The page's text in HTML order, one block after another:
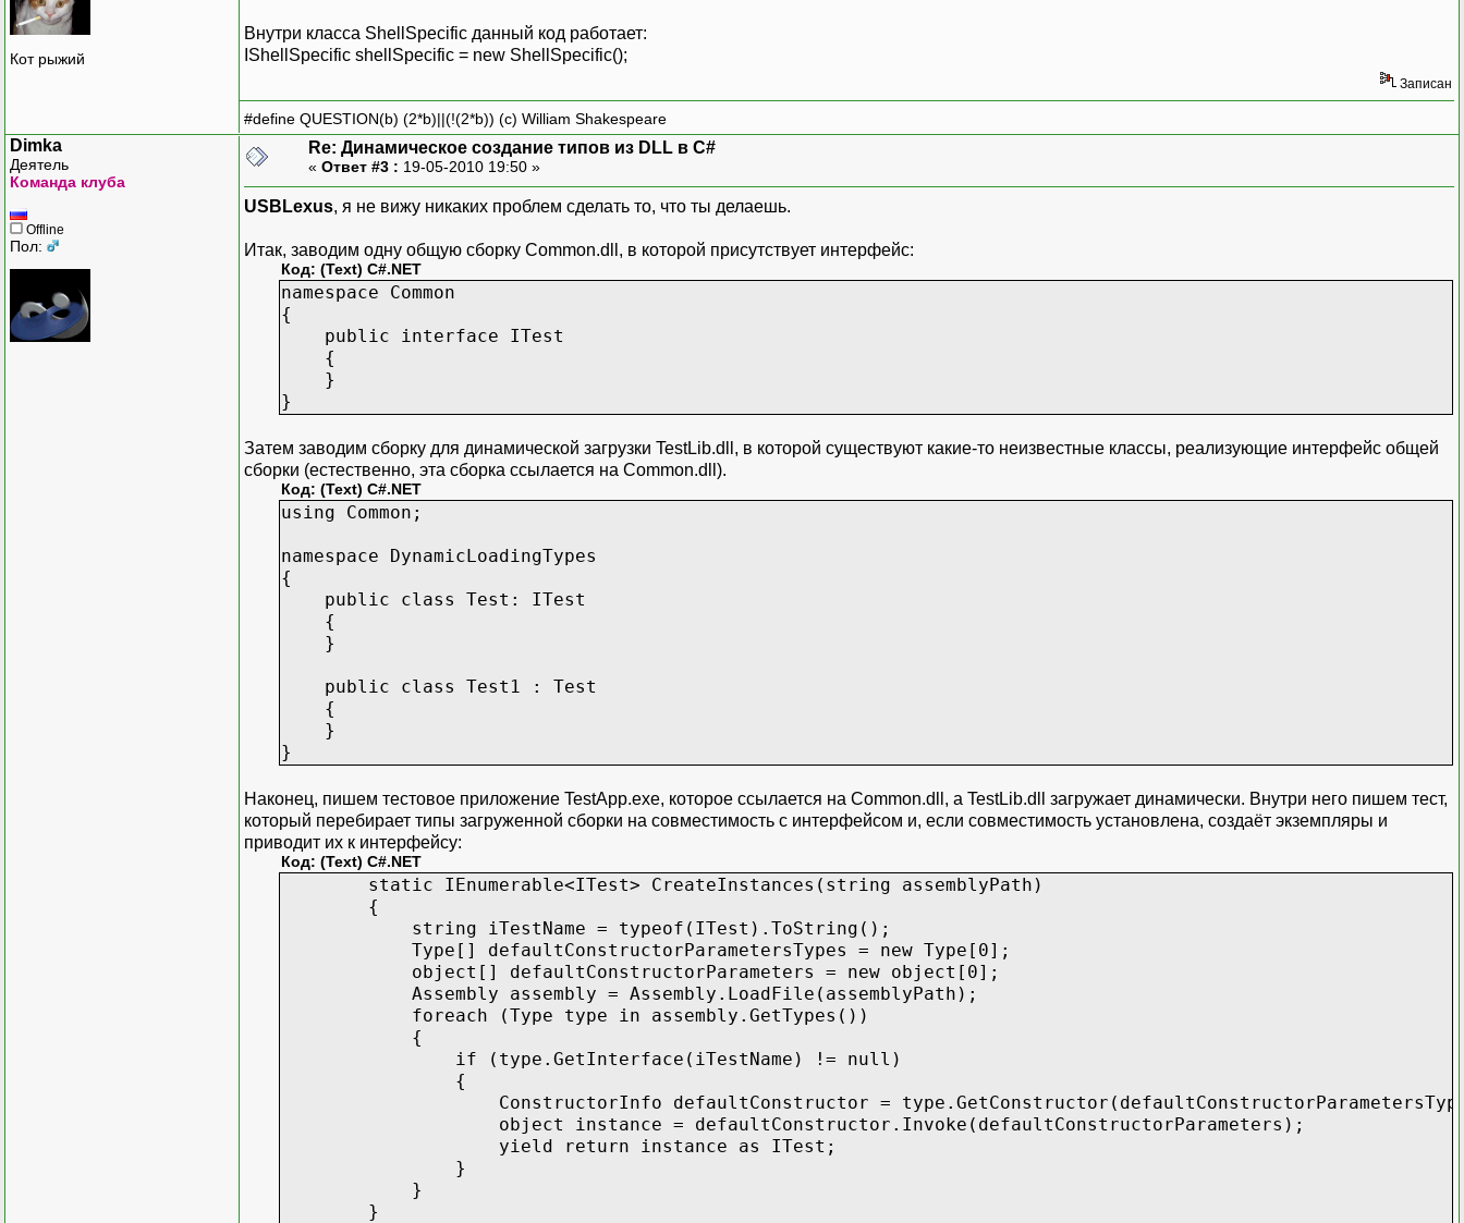
Кот рыжий
Внутри класса ShellSpecific данный код работает:
IShellSpecific shellSpecific = new ShellSpecific();
Записан
#define QUESTION(b) (2*b)||(!(2*b)) (c) William Shakespeare
Dimka
Деятель
Команда клуба
Offline
Пол:
Re: Динамическое создание типов из DLL в C#
« Ответ #3 : 19-05-2010 19:50 »
USBLexus, я не вижу никаких проблем сделать то, что ты делаешь.
Итак, заводим одну общую сборку Common.dll, в которой присутствует интерфейс:
Код: (Text) C#.NET
namespace Common
{
public interface ITest
{
}
}
Затем заводим сборку для динамической загрузки TestLib.dll, в которой существуют какие-то неизвестные классы, реализующие интерфейс общей
сборки (естественно, эта сборка ссылается на Common.dll).
Код: (Text) C#.NET
using Common;
namespace DynamicLoadingTypes
{
public class Test: ITest
{
}
public class Test1 : Test
{
}
}
Наконец, пишем тестовое приложение TestApp.exe, которое ссылается на Common.dll, а TestLib.dll загружает динамически. Внутри него пишем тест,
который перебирает типы загруженной сборки на совместимость с интерфейсом и, если совместимость установлена, создаёт экземпляры и
приводит их к интерфейсу:
Код: (Text) C#.NET
static IEnumerable<ITest> CreateInstances(string assemblyPath)
{
string iTestName = typeof(ITest).ToString();
Type[] defaultConstructorParametersTypes = new Type[0];
object[] defaultConstructorParameters = new object[0];
Assembly assembly = Assembly.LoadFile(assemblyPath);
foreach (Type type in assembly.GetTypes())
{
if (type.GetInterface(iTestName) != null)
{
ConstructorInfo defaultConstructor =
object instance = defaultConstructor.Invoke(defaultConstructorParameters);
yield return instance as ITest;
}
}
}